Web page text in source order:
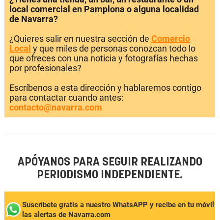
local comercial en Pamplona o alguna localidad
de Navarra?
¿Quieres salir en nuestra sección de Comercio
Local y que miles de personas conozcan todo lo
que ofreces con una noticia y fotografías hechas
por profesionales?
Escríbenos a esta dirección y hablaremos contigo
para contactar cuando antes:
contacto@navarra.com
APÓYANOS PARA SEGUIR REALIZANDO
PERIODISMO INDEPENDIENTE.
Suscríbete gratis a nuestro WhatsAPP y recibe en tu móvil
las alertas de Navarra.com